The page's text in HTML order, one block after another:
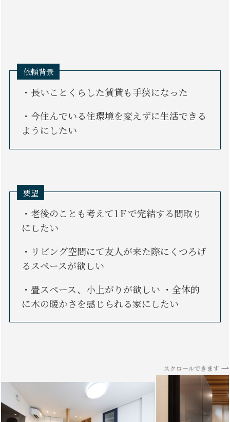
依頼背景
・長いことくらした賃貸も手狭になった
・今住んでいる住環境を変えずに生活できる
ようにしたい
要望
・老後のことも考えて1Ｆで完結する間取り
にしたい
・リビング空間にて友人が来た際にくつろげ
るスペースが欲しい
・畳スペース、小上がりが欲しい ・全体的
に木の暖かさを感じられる家にしたい
スクロールできます